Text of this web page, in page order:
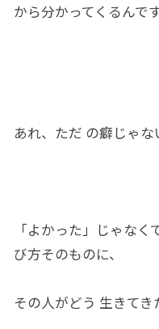
から分かってくるんです
あれ、 ただ の癖じゃな
「よかった」 じゃなく
び方そのものに、
その人がどう 生きてき